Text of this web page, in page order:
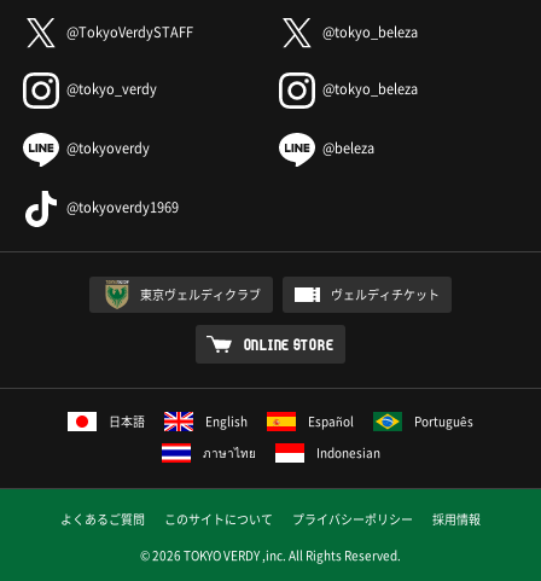
@TokyoVerdySTAFF @tokyo_beleza
@tokyo_verdy @tokyo_beleza
@tokyoverdy @beleza
@tokyoverdy1969
東京ヴェルディクラブ ヴェルディチケット
ONLINE STORE
日本語 English Español
Português
ภาษาไทย
Indonesian
よくあるご質問 このサイトについて プライバシーポリシー
採用情報
© 2026 TOKYO VERDY ,inc. All Rights Reserved.